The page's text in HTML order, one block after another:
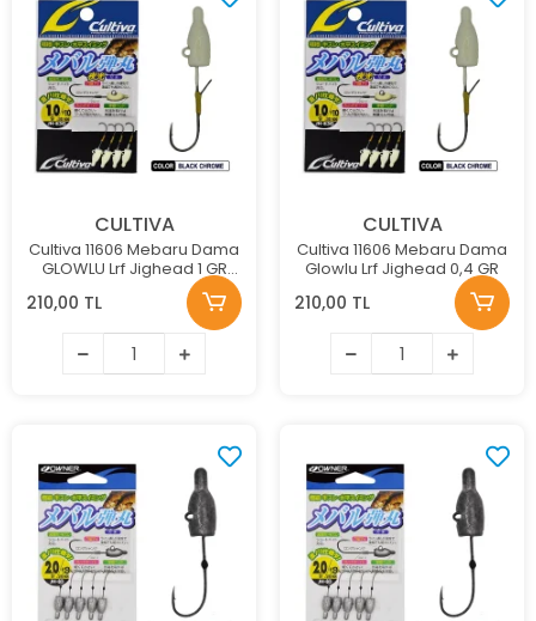
CULTIVA
Cultiva 11606 Mebaru Dama
GLOWLU Lrf Jighead 1 GR
210,00 TL
CULTIVA
Cultiva 11606 Mebaru Dama
Glowlu Lrf Jighead 0,4 GR
210,00 TL